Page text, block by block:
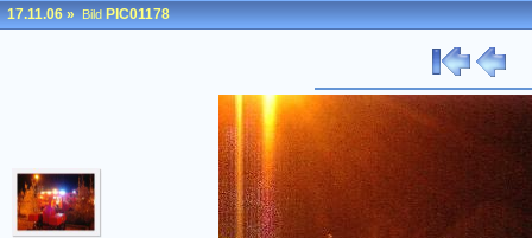
17.11.06»BildPIC01178